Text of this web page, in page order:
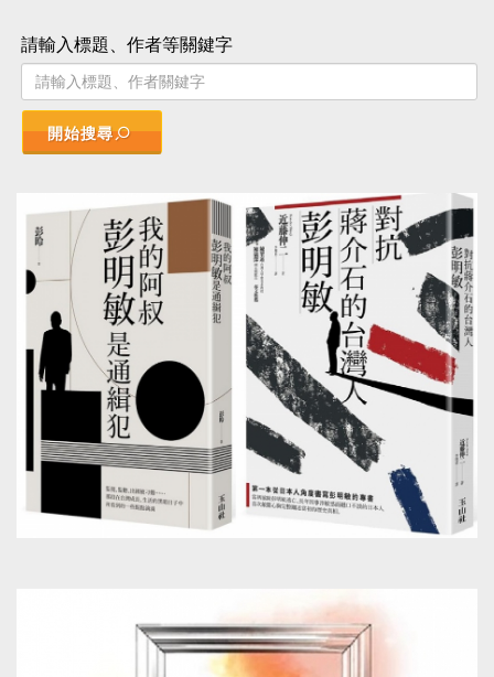
請輸入標題、作者等關鍵字
開始搜尋